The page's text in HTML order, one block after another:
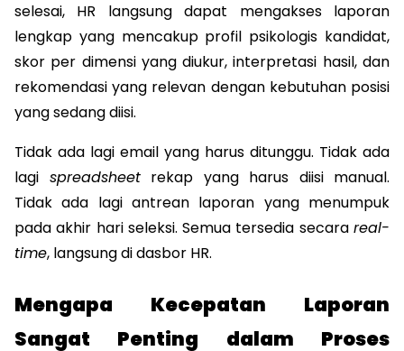
selesai, HR langsung dapat mengakses laporan
lengkap yang mencakup profil psikologis kandidat,
skor per dimensi yang diukur, interpretasi hasil, dan
rekomendasi yang relevan dengan kebutuhan posisi
yang sedang diisi.
Tidak ada lagi email yang harus ditunggu. Tidak ada
lagi spreadsheet rekap yang harus diisi manual.
Tidak ada lagi antrean laporan yang menumpuk
pada akhir hari seleksi. Semua tersedia secara real-
time, langsung di dasbor HR.
Mengapa Kecepatan Laporan
Sangat Penting dalam Proses